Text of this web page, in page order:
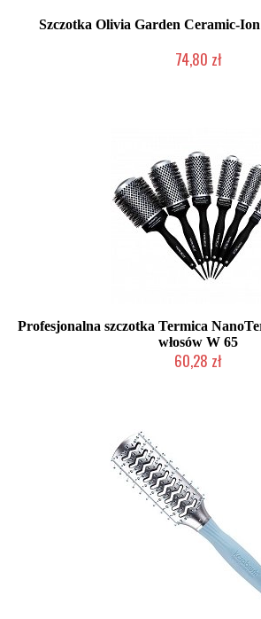
Szczotka Olivia Garden Ceramic-
74,80 zł
Profesjonalna szczotka Termica
włosów W 65
60,28 zł